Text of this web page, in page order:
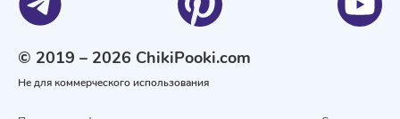
© 2019 – 2026 ChikiPooki.com
Не для коммерческого использования